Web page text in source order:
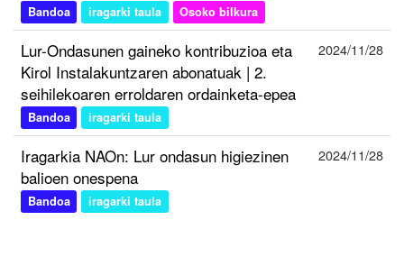
Bandoa iragarki taula Osoko bilkura
Lur-Ondasunen gaineko kontribuzioa eta
Kirol Instalakuntzaren abonatuak | 2.
seihilekoaren erroldaren ordainketa-epea
Bandoa iragarki taula
2024/11/28
Iragarkia NAOn: Lur ondasun higiezinen
balioen onespena
Bandoa iragarki taula
2024/11/28